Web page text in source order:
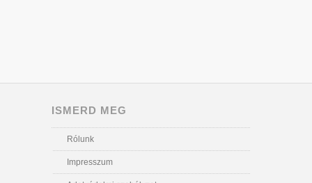
ISMERD MEG
Rólunk
Impresszum